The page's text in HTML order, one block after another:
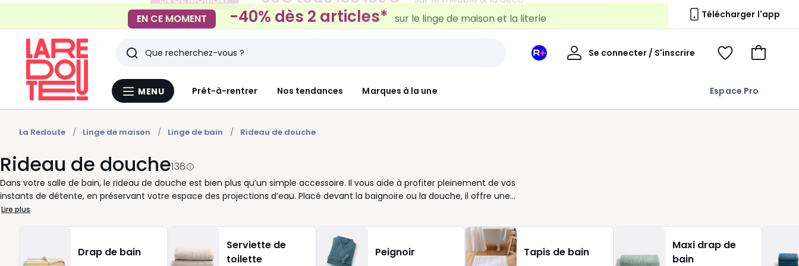
EN CE MOMENT
-40% dès 2 articles* sur le linge de maison et la literie Télécharger l'app
Menu
MENU Prêt-à-rentrer Nos tendances Marques à la une Espace Pro
Rechercher
Derniers
articles
vus
Mon
Se connecter / S'inscrire
Mon
Voir
Voir
La Redoute Linge de maison Linge de bain Rideau de douche
Rideau de douche136
Dans votre salle de bain, le rideau de douche est bien plus qu’un simple accessoire. Il vous aide à profiter pleinement de vos
instants de détente, en préservant votre espace des projections d’eau. Placé devant la baignoire ou la douche, il offre une
solution pratique et esthétique, qui rend chaque usage plus agréable et simple au quotidien. Selon vos envies et la
présentent un tombé fluide façon tissu, d’autres adoptent un style uni ou transparent pour laisser passer la lumière. Vous
pouvez ainsi créer une atmosphère qui correspond vraiment à vos goûts. Côté praticité, le choix des matériaux a toute son
importance. Les modèles en polyester sont souvent privilégiés pour leur légèreté et leur confort d’utilisation, tandis que d’autres
Lire plus
Drap de bain
Serviette de
toilette
Peignoir Tapis de bain
Maxi drap de
bain